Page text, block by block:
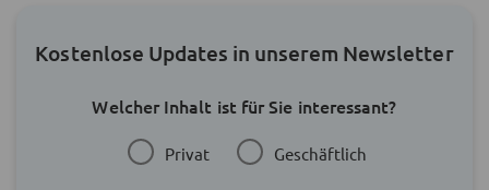
Kostenlose Updates in unserem Newsletter
Welcher Inhalt ist für Sie interessant?
Privat Geschäftlich